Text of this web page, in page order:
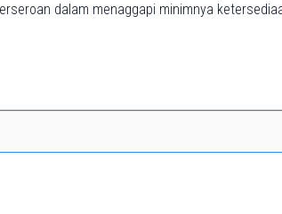
dalam menaggapi minimnya